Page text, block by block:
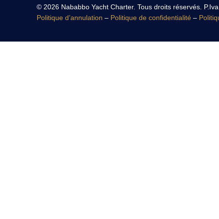
© 2026 Nababbo Yacht Charter. Tous droits réservés.
Politique d’annulation – Politique de confidentialité–